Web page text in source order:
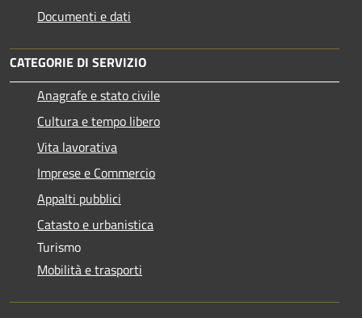
Documenti e dati
CATEGORIE DI SERVIZIO
Anagrafe e stato civile
Cultura e tempo libero
Vita lavorativa
Imprese e Commercio
Appalti pubblici
Catasto e urbanistica
Turismo
Mobilità e trasporti